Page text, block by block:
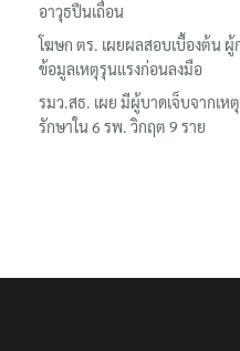
อาวุธปืนเถื่อน
โฆษก ตร. เผยผลสอบเบื้องต้น
ข้อมูลเหตุรุนแรงก่อนลงมือ
รมว.สธ. เผย มีผู้บาดเจ็บจากเห
รักษาใน 6 รพ. วิกฤต 9 ราย